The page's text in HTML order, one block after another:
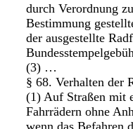
durch Verordnung
Bestimmung
der ausgestellte
(3) …
§ 68. Verhalten der
(1) Auf Straßen mit
Fahrrädern ohne
wenn das Befahren